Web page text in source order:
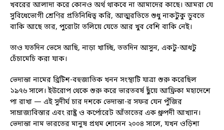
খবরের আলাদা করে কোনও অর্থ থাকবে না আমাদের কাছে। আমরা যে
সুবিধেভোগী শ্রেণির প্রতিনিধিত্ব করি, আত্মরতিতে শুধু নাকটুকু ডুবতে
বাকি আছে তার, পুরোটা তলিয়ে যেতে আর খুব বেশি বাকি নেই।
তাও যতদিন ভেসে আছি, নাড়া খাচ্ছি, ততদিন আসুন, একটু-আধটু
চেঁচামেচি করা যাক।
ভেদান্তা নামের ব্রিটিশ-বহুজাতিক খনন সংস্থাটি যাত্রা শুরু করেছিল
১৯৭৬ সালে। ইউরোপ থেকে শুরু করে ভারতবর্ষ ছুঁয়ে আফ্রিকা মহাদেশে
পা রাখা — এই সুদীর্ঘ চার দশকে ভেদান্তা-র সফর যেন পুঁজির
সাম্রাজ্যবিস্তার এবং রাষ্ট্র ও কর্পোরেট আঁতাতের এক ধ্রুপদী আখ্যান।
ভেদান্তা নাম ভারতের মানুষ প্রথম শোনেন ২০০৪ সালে, যখন ওড়িশা